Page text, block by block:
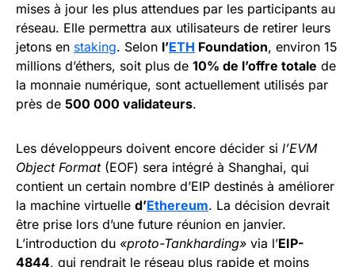
mises à jour les plus attendues par les participants au
réseau. Elle permettra aux utilisateurs de retirer leurs
jetons en staking. Selon l’ETH Foundation, environ 15
millions d’éthers, soit plus de 10% de l’offre totale de
la monnaie numérique, sont actuellement utilisés par
près de 500 000 validateurs.
Les développeurs doivent encore décider si l’EVM
Object Format(EOF) sera intégré à Shanghai, qui
contient un certain nombre d’EIP destinés à améliorer
la machine virtuelle d’Ethereum. La décision devrait
être prise lors d’une future réunion en janvier.
L’introduction du «proto-Tankharding» via l’EIP-
4844, qui rendrait le réseau plus rapide et moins